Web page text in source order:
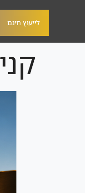
לייעוץ חינם